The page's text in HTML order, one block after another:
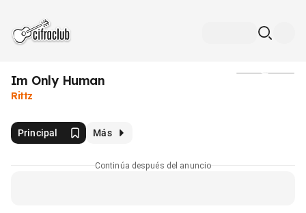
Im Only Human
Rittz
Principal Más
Continúa después del anuncio